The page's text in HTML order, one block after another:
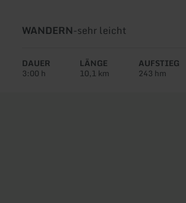
Art
Tour:
WANDERN-Schwierigkeit:
sehr leicht
DAUER
3:00 h
LÄNGE
10,1 km
AUFSTIEG
243 hm